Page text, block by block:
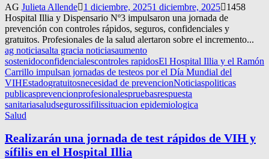
AG Julieta Allende 1 diciembre, 20251 diciembre, 2025
1458
Hospital Illia y Dispensario Nº3 impulsaron una jornada de
prevención con controles rápidos, seguros, confidenciales y
gratuitos. Profesionales de la salud alertaron sobre el incremento...
ag noticiasalta gracia noticiasaumento
sostenidoconfidencialescontroles rapidosEl Hospital Illia y el Ramón
Carrillo impulsan jornadas de testeos por el Día Mundial del
VIHEstadogratuitosnecesidad de prevencionNoticiaspoliticas
publicasprevencionprofesionalespruebasrespuesta
sanitariasaludsegurossifilissituacion epidemiologica
Salud
Realizarán una jornada de test rápidos de VIH y
sífilis en el Hospital Illia